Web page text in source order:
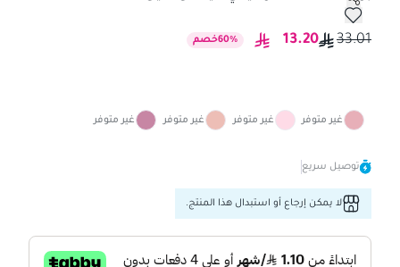
برجوا طلاء أظافر هيلثي ميكس كلين
33.01
13.20
60% خصم
غير متوفر غير متوفر غير متوفر غير متوفر
توصيل سريع
لا يمكن إرجاع أو استبدال هذا المنتج.